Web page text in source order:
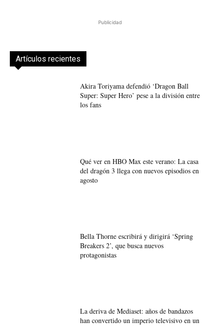
Publicidad
Artículos recientes
Akira Toriyama defendió ‘Dragon Ball
Super: Super Hero’ pese a la división entre
los fans
Qué ver en HBO Max este verano: La casa
del dragón 3 llega con nuevos episodios en
agosto
Bella Thorne escribirá y dirigirá ‘Spring
Breakers 2’, que busca nuevos
protagonistas
La deriva de Mediaset: años de bandazos
han convertido un imperio televisivo en un